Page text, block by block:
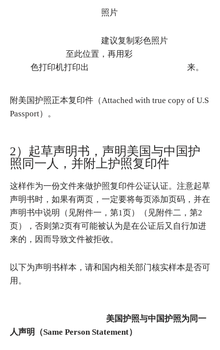
照片
建议复制彩色照片
至此位置，再用彩
色打印机打印出 来。
附美国护照正本复印件（Attached with true copy of U.S
Passport）。
2）起草声明书，声明美国与中国护
照同一人，并附上护照复印件
这样作为一份文件来做护照复印件公证认证。注意起草
声明书时，如果有两页，一定要将每页添加页码，并在
声明书中说明（见附件一，第1页）（见附件二，第2
页），否则第2页有可能被认为是在公证后又自行加进
来的，因而导致文件被拒收。
以下为声明书样本，请和国内相关部门核实样本是否可
用。
美国护照与中国护照为同一
人声明（Same Person Statement）